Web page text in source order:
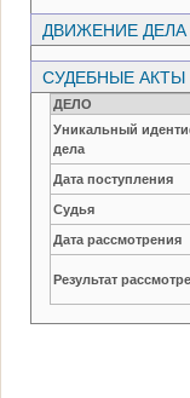
ДВИЖЕНИЕ ДЕЛА
СУДЕБНЫЕ АКТЫ
ДЕЛО
Уникальный
дела
Дата поступления
Судья
Дата рассмотрения
Результат